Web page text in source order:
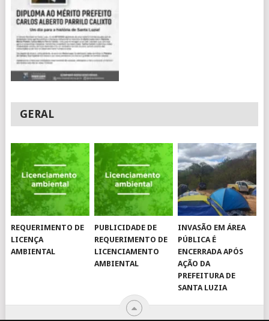
GERAL
REQUERIMENTO DE
LICENÇA
AMBIENTAL
PUBLICIDADE DE
REQUERIMENTO DE
LICENCIAMENTO
AMBIENTAL
INVASÃO EM ÁREA
PÚBLICA É
ENCERRADA APÓS
AÇÃO DA
PREFEITURA DE
SANTA LUZIA